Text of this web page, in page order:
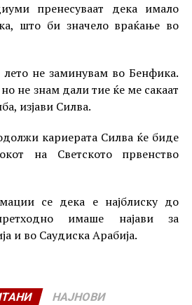
пренесуваат дека имало
што би значело враќање во
не заминувам во Бенфика.
не знам дали тие ќе ме сакаат
изјави Силва.
кариерата Силва ќе биде
на Светското првенство
се дека е најблиску до
имаше најави за
и во Саудиска Арабија.
НАЈНОВИ